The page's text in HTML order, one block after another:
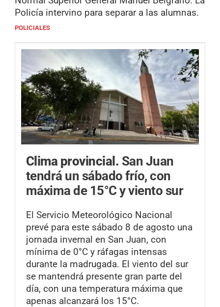
Policía intervino para separar a las alumnas.
POLICIALES
Clima provincial. San Juan
tendrá un sábado frío, con
máxima de 15°C y viento sur
El Servicio Meteorológico Nacional
prevé para este sábado 8 de agosto una
jornada invernal en San Juan, con
mínima de 0°C y ráfagas intensas
durante la madrugada. El viento del sur
se mantendrá presente gran parte del
día, con una temperatura máxima que
apenas alcanzará los 15°C.